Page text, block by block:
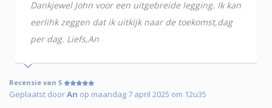
Dankjewel John voor een uitgebreide legging. Ik kan
eerlihk zeggen dat ik uitkijk naar de toekomst,dag
per dag. Liefs,An
Recensie van 5
Geplaatst doorAn op maandag 7 april 2025 om 12u35